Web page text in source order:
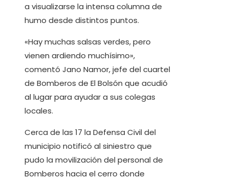
a visualizarse la intensa columna de
humo desde distintos puntos.
«Hay muchas salsas verdes, pero
vienen ardiendo muchísimo»,
comentó Jano Namor, jefe del cuartel
de Bomberos de El Bolsón que acudió
al lugar para ayudar a sus colegas
locales.
Cerca de las 17 la Defensa Civil del
municipio notificó al siniestro que
pudo la movilización del personal de
Bomberos hacia el cerro donde